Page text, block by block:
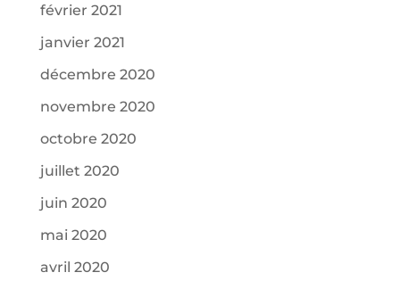
février 2021
janvier 2021
décembre 2020
novembre 2020
octobre 2020
juillet 2020
juin 2020
mai 2020
avril 2020